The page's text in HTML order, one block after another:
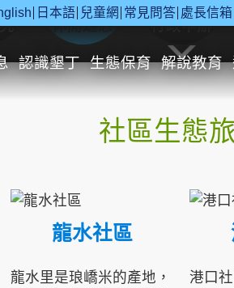
日本語 兒童網 常見問答 處長信箱
認識墾丁 生態保育 解說教育
休閒遊憩 行政申辦
社區生態
龍水社區
龍水里是琅嶠米的產地，
港口